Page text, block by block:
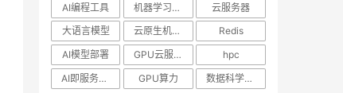
AI编程工具
机器学习模型
云服务器
大语言模型
云原生机器学习
Redis
AI模型部署
GPU云服务器
hpc
AI即服务平台
GPU算力 数据科学工作流